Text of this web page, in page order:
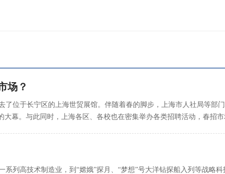
场？
了位于长宁区的上海世贸展馆。伴随着春的脚步，上海市人社局等部
幕。与此同时，上海各区、各校也在密集举办各类招聘活动，春招
列高技术制造业，到“嫦娥”探月、“梦想”号大洋钻探船入列等战略